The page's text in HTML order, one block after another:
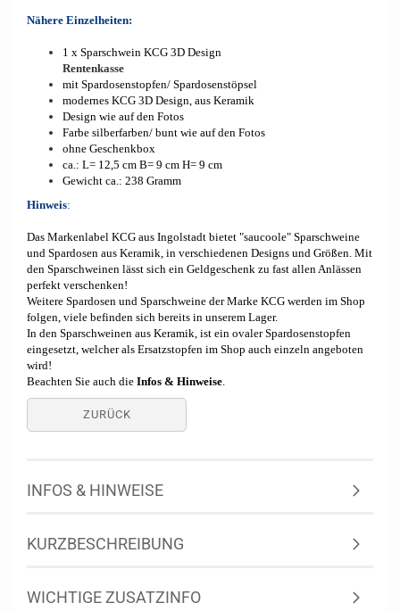
Nähere Einzelheiten:
1 x Sparschwein KCG 3D Design
Rentenkasse
mit Spardosenstopfen/ Spardosenstöpsel
modernes KCG 3D Design, aus Keramik
Design wie auf den Fotos
Farbe silberfarben/ bunt wie auf den Fotos
ohne Geschenkbox
ca.: L= 12,5 cm B= 9 cm H= 9 cm
Gewicht ca.: 238 Gramm
Hinweis:
Das Markenlabel KCG aus Ingolstadt bietet "saucoole" Sparschweine
und Spardosen aus Keramik, in verschiedenen Designs und Größen. Mit
den Sparschweinen lässt sich ein Geldgeschenk zu fast allen Anlässen
perfekt verschenken!
Weitere Spardosen und Sparschweine der Marke KCG werden im Shop
folgen, viele befinden sich bereits in unserem Lager.
In den Sparschweinen aus Keramik, ist ein ovaler Spardosenstopfen
eingesetzt, welcher als Ersatzstopfen im Shop auch einzeln angeboten
wird!
Beachten Sie auch die Infos & Hinweise.
ZURÜCK
INFOS & HINWEISE
KURZBESCHREIBUNG
WICHTIGE ZUSATZINFO